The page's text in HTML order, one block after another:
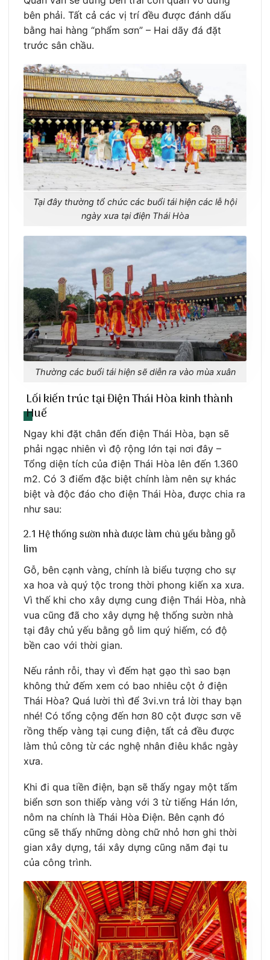
bên phải. Tất cả các vị trí đều được đánh dấu
bằng hai hàng “phẩm sơn” – Hai dãy đá đặt
trước sân chầu.
Tại đây thường tổ chức các buổi tái hiện các lễ hội
ngày xưa tại điện Thái Hòa
Thường các buổi tái hiện sẽ diễn ra vào mùa xuân
Lối kiến trúc tại Điện Thái Hòa kinh thành
Huế
Ngay khi đặt chân đến điện Thái Hòa, bạn sẽ
phải ngạc nhiên vì độ rộng lớn tại nơi đây –
Tổng diện tích của điện Thái Hòa lên đến 1.360
m2. Có 3 điểm đặc biệt chính làm nên sự khác
biệt và độc đáo cho điện Thái Hòa, được chia ra
như sau:
2.1 Hệ thống sườn nhà được làm chủ yếu bằng gỗ
lim
Gỗ, bên cạnh vàng, chính là biểu tượng cho sự
xa hoa và quý tộc trong thời phong kiến xa xưa.
Vì thế khi cho xây dựng cung điện Thái Hòa, nhà
vua cũng đã cho xây dựng hệ thống sườn nhà
tại đây chủ yếu bằng gỗ lim quý hiếm, có độ
bền cao với thời gian.
Nếu rảnh rỗi, thay vì đếm hạt gạo thì sao bạn
không thử đếm xem có bao nhiêu cột ở điện
Thái Hòa? Quá lười thì để 3vi.vn trả lời thay bạn
nhé! Có tổng cộng đến hơn 80 cột được sơn vẽ
rồng thếp vàng tại cung điện, tất cả đều được
làm thủ công từ các nghệ nhân điêu khắc ngày
xưa.
Khi đi qua tiền điện, bạn sẽ thấy ngay một tấm
biển sơn son thiếp vàng với 3 từ tiếng Hán lớn,
nôm na chính là Thái Hòa Điện. Bên cạnh đó
cũng sẽ thấy những dòng chữ nhỏ hơn ghi thời
gian xây dựng, tái xây dựng cũng năm đại tu
của công trình.